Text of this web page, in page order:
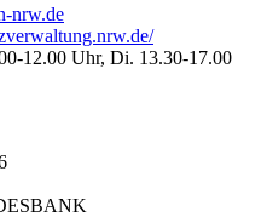
nrw.de
12.00 Uhr, Di. 13.30-17.00